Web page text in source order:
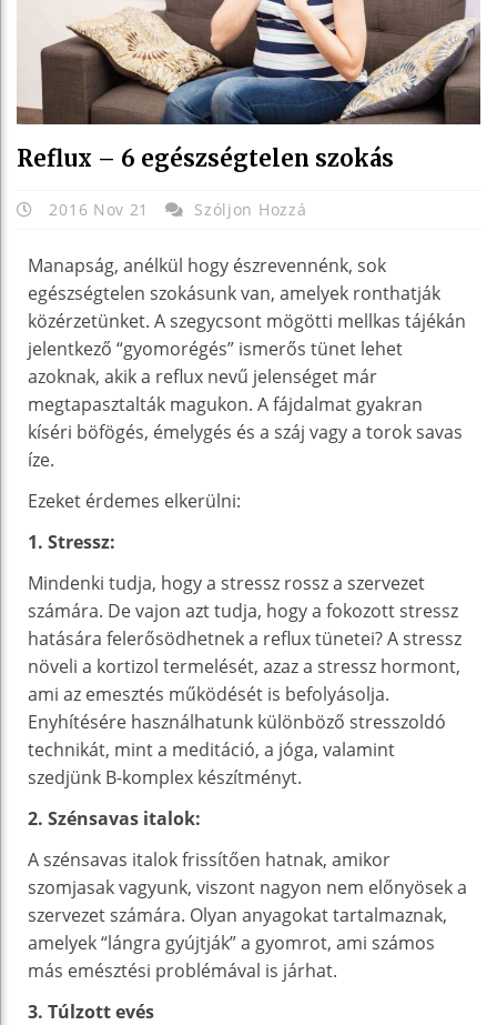
Reflux – 6 egészségtelen szokás
2016 Nov 21 Szóljon Hozzá
Manapság, anélkül hogy észrevennénk, sok
egészségtelen szokásunk van, amelyek ronthatják
közérzetünket. A szegycsont mögötti mellkas tájékán
jelentkező “gyomorégés” ismerős tünet lehet
azoknak, akik a reflux nevű jelenséget már
megtapasztalták magukon. A fájdalmat gyakran
kíséri böfögés, émelygés és a száj vagy a torok savas
íze.
Ezeket érdemes elkerülni:
1. Stressz:
Mindenki tudja, hogy a stressz rossz a szervezet
számára. De vajon azt tudja, hogy a fokozott stressz
hatására felerősödhetnek a reflux tünetei? A stressz
növeli a kortizol termelését, azaz a stressz hormont,
ami az emesztés működését is befolyásolja.
Enyhítésére használhatunk különböző stresszoldó
technikát, mint a meditáció, a jóga, valamint
szedjünk B-komplex készítményt.
2. Szénsavas italok:
A szénsavas italok frissítően hatnak, amikor
szomjasak vagyunk, viszont nagyon nem előnyösek a
szervezet számára. Olyan anyagokat tartalmaznak,
amelyek “lángra gyújtják” a gyomrot, ami számos
más emésztési problémával is járhat.
3. Túlzott evés